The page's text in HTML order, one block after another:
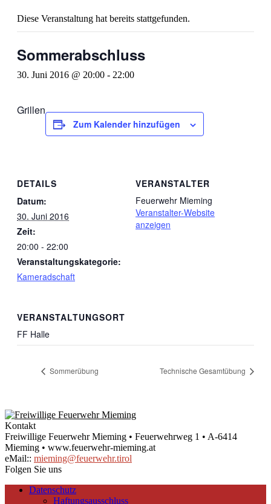
Diese Veranstaltung hat bereits stattgefunden.
Sommerabschluss
30. Juni 2016 @ 20:00 - 22:00
Grillen
Zum Kalender hinzufügen
DETAILS
Datum:
30. Juni 2016
Zeit:
20:00 - 22:00
Veranstaltungskategorie:
Kameradschaft
VERANSTALTER
Feuerwehr Mieming
Veranstalter-Website
anzeigen
VERANSTALTUNGSORT
FF Halle
Sommerübung Technische Gesamtübung
Kontakt
Freiwillige Feuerwehr Mieming • Feuerwehrweg 1 • A-6414
Mieming • www.feuerwehr-mieming.at
eMail:: mieming@feuerwehr.tirol
Folgen Sie uns
Datenschutz
Haftungsausschluss